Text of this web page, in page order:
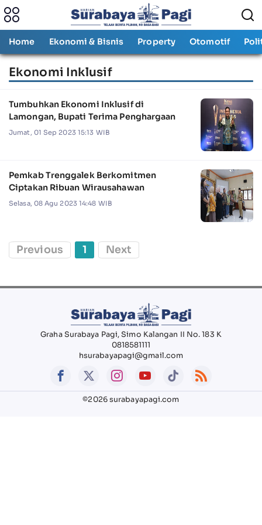
Home Ekonomi & Bisnis Property Otomotif
Ekonomi Inklusif
Tumbuhkan Ekonomi Inklusif di
Lamongan, Bupati Terima Penghargaan
Jumat, 01 Sep 2023 15:13 WIB
Pemkab Trenggalek Berkomitmen
Ciptakan Ribuan Wirausahawan
Selasa, 08 Agu 2023 14:48 WIB
Previous 1 Next
Graha Surabaya Pagi, Simo Kalangan II No. 183 K
0818581111
hsurabayapagi@gmail.com
©2026 surabayapagi.com